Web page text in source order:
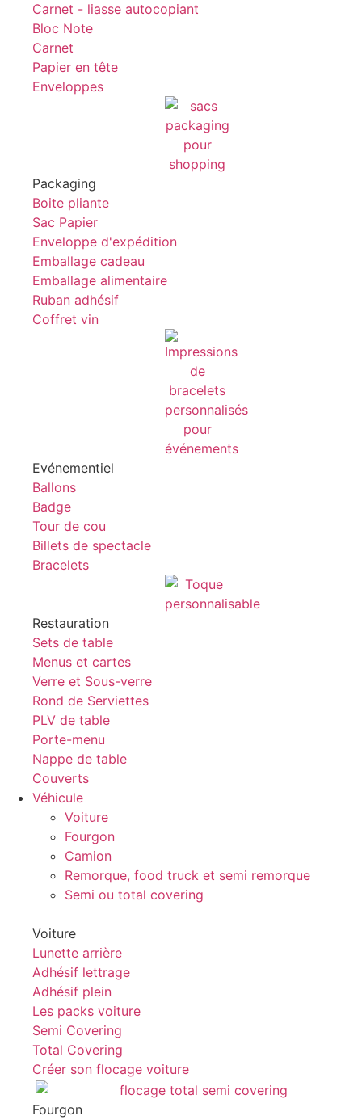
Carnet - liasse autocopiant
Bloc Note
Carnet
Papier en tête
Enveloppes
Packaging
Boite pliante
Sac Papier
Enveloppe d'expédition
Emballage cadeau
Emballage alimentaire
Ruban adhésif
Coffret vin
Evénementiel
Ballons
Badge
Tour de cou
Billets de spectacle
Bracelets
Restauration
Sets de table
Menus et cartes
Verre et Sous-verre
Rond de Serviettes
PLV de table
Porte-menu
Nappe de table
Couverts
Véhicule
Voiture
Fourgon
Camion
Remorque, food truck et semi remorque
Semi ou total covering
Voiture
Lunette arrière
Adhésif lettrage
Adhésif plein
Les packs voiture
Semi Covering
Total Covering
Créer son flocage voiture
Fourgon